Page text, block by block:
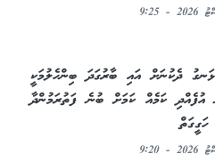
ދެކުނަށް އައި ބާރުގަދަ ބިންހެލުމަކީ
ކަމެއް ކަމަށް ބުނެ ފަތުރަމުންދާ